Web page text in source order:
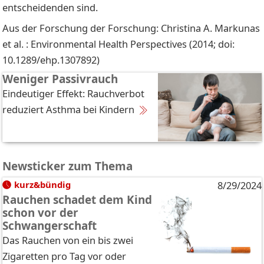
entscheidenden sind.
Aus der Forschung der Forschung: Christina A. Markunas
et al. : Environmental Health Perspectives (2014; doi:
10.1289/ehp.1307892)
Weniger Passivrauch
Eindeutiger Effekt: Rauchverbot
reduziert Asthma bei Kindern
Newsticker zum Thema
kurz&bündig 8/29/2024
Rauchen schadet dem Kind
schon vor der
Schwangerschaft
Das Rauchen von ein bis zwei
Zigaretten pro Tag vor oder